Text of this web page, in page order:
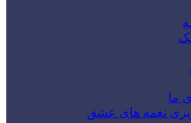
ما
نغمه های عشق